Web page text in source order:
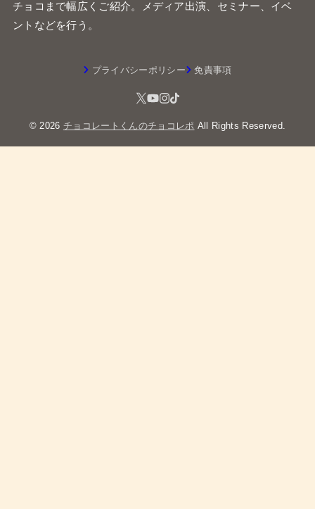
チョコまで幅広くご紹介。メディア出演、セミナー、イベ
ントなどを行う。
プライバシーポリシー 免責事項
© 2026 チョコレートくんのチョコレポ All Rights Reserved.